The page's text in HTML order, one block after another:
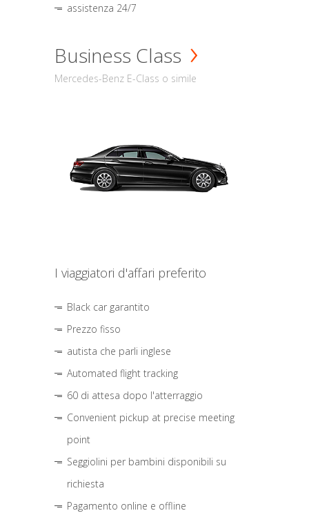
assistenza 24/7
Business Class
Mercedes-Benz E-Class o simile
I viaggiatori d'affari preferito
Black car garantito
Prezzo fisso
autista che parli inglese
Automated flight tracking
60 di attesa dopo l'atterraggio
Convenient pickup at precise meeting
point
Seggiolini per bambini disponibili su
richiesta
Pagamento online e offline